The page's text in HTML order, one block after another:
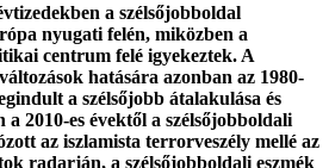
a szélsőjobboldal
nyugati felén, miközben a
centrum felé igyekeztek. A
hatására azonban az 1980-
a szélsőjobb átalakulása és
a 2010-es évektől a szélsőjobboldali
az iszlamista terrorveszély mellé az
radarján, a szélsőjobboldali eszmék